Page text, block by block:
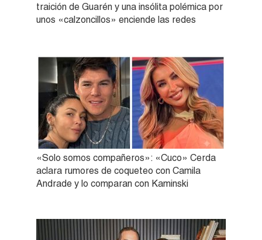
traición de Guarén y una insólita polémica por
unos «calzoncillos» enciende las redes
«Solo somos compañeros»: «Cuco» Cerda
aclara rumores de coqueteo con Camila
Andrade y lo comparan con Kaminski